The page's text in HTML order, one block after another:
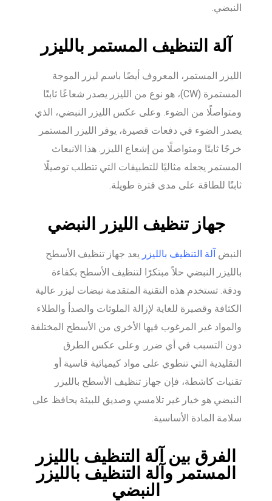
النبضي.
آلة التنظيف المستمر بالليزر
الليزر المستمر، المعروف أيضًا باسم ليزر الموجة
المستمرة (CW)، هو نوع من الليزر يصدر شعاعًا ثابتًا
ومتواصلًا من الضوء. وعلى عكس الليزر النبضي، الذي
يصدر الضوء في دفعات قصيرة، يوفر الليزر المستمر
خرجًا ثابتًا ومتواصلًا من إشعاع الليزر. هذا الانبعاث
المستمر يجعله مثاليًا للتطبيقات التي تتطلب توصيلًا
ثابتًا للطاقة على مدى فترة طويلة.
جهاز تنظيف الليزر النبضي
النبض آلة التنظيف بالليزر يعد جهاز تنظيف الأسطح
بالليزر النبضي حلاً مبتكرًا لتنظيف الأسطح بكفاءة
ودقة. تستخدم هذه التقنية المتقدمة نبضات ليزر عالية
الكثافة وقصيرة للغاية لإزالة الملوثات والصدأ والطلاء
والمواد غير المرغوب فيها الأخرى من الأسطح المختلفة
دون التسبب في أي ضرر. وعلى عكس الطرق
التقليدية التي تنطوي على مواد كيميائية قاسية أو
تقنيات كاشطة، فإن جهاز تنظيف الأسطح بالليزر
النبضي هو خيار غير تلامسي وصديق للبيئة يحافظ على
سلامة المادة الأساسية.
الفرق بين آلة التنظيف بالليزر
المستمر وآلة التنظيف بالليزر
النبضي